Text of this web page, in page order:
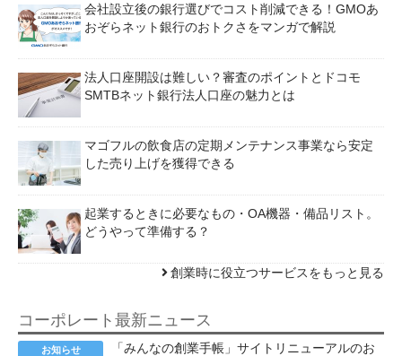
会社設立後の銀行選びでコスト削減できる！GMOあ
おぞらネット銀行のおトクさをマンガで解説
法人口座開設は難しい？審査のポイントとドコモ
SMTBネット銀行法人口座の魅力とは
マゴフルの飲食店の定期メンテナンス事業なら安定
した売り上げを獲得できる
起業するときに必要なもの・OA機器・備品リスト。
どうやって準備する？
創業時に役立つサービスをもっと見る
コーポレート最新ニュース
「みんなの創業手帳」サイトリニューアルのお